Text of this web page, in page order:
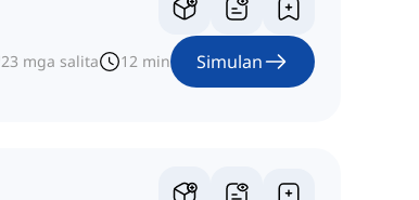
23 mga salita 12 min Simulan